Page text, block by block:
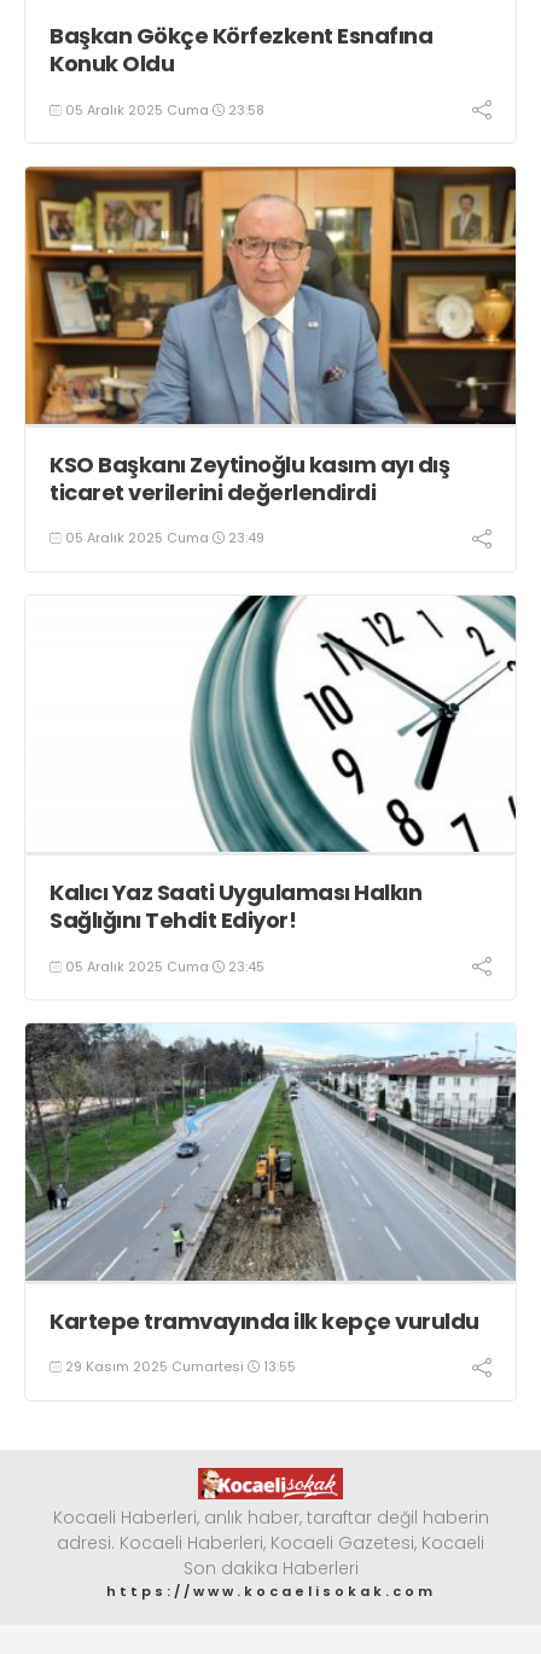
Başkan Gökçe Körfezkent Esnafına
Konuk Oldu
05 Aralık 2025 Cuma 23:58
KSO Başkanı Zeytinoğlu kasım ayı dış
ticaret verilerini değerlendirdi
05 Aralık 2025 Cuma 23:49
Kalıcı Yaz Saati Uygulaması Halkın
Sağlığını Tehdit Ediyor!
05 Aralık 2025 Cuma 23:45
Kartepe tramvayında ilk kepçe vuruldu
29 Kasım 2025 Cumartesi 13:55
Kocaeli Haberleri, anlık haber, taraftar değil haberin
adresi. Kocaeli Haberleri, Kocaeli Gazetesi, Kocaeli
Son dakika Haberleri
https://www.kocaelisokak.com